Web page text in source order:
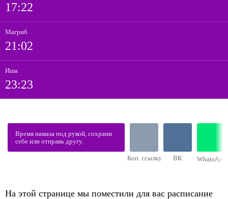
17:22
Магриб
21:02
Иша
23:23
Время намаза под рукой, сохрани
себе или отправь другу.
Коп. ссылку ВК WhatsApp
На этой странице мы поместили для вас расписание